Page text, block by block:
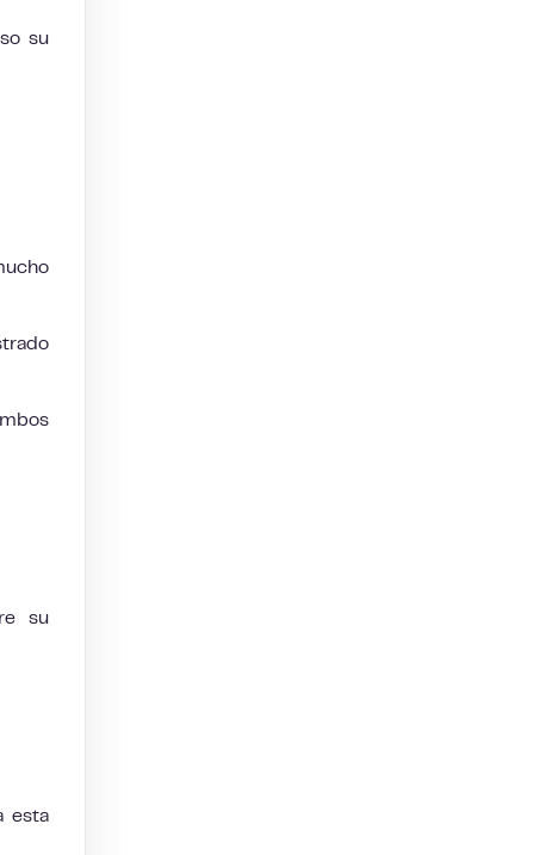
su
su
esta